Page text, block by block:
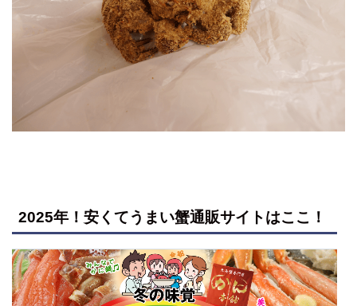
2025年！安くてうまい蟹通販サイトはここ！